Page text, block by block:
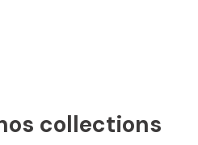
collections